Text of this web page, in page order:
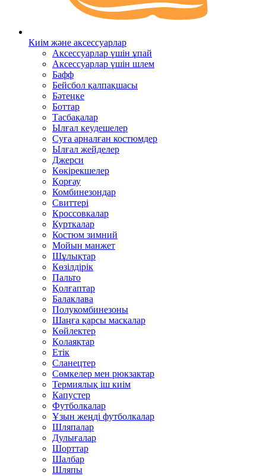
Киім және аксессуарлар
Аксессуарлар үшін ұпай
Аксессуарлар үшін шлем
Бафф
Бейсбол қалпақшасы
Бәтеңке
Боттар
Тасбақалар
Ылғал кеудешелер
Суға арналған костюмдер
Ылғал жейделер
Джерси
Көкірекшелер
Қорғау
Комбинезондар
Свиттері
Кроссовкалар
Курткалар
Костюм зимний
Мойын манжет
Шұлықтар
Көзілдірік
Пальто
Қолғаптар
Балаклава
Полукомбинезоны
Шаңға қарсы маскалар
Көйлектер
Қолаяқтар
Етік
Сланецтер
Сөмкелер мен рюкзактар
Термиялық іш киім
Капустер
Футболкалар
Ұзын жеңді футболкалар
Шляпалар
Дулығалар
Шорттар
Шалбар
Шляпы